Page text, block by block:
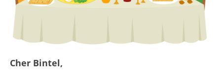
Cher Bintel,